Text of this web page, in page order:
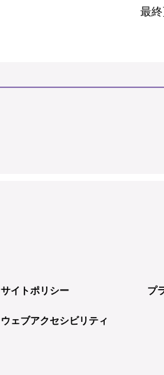
最
サイトポリシー プ
ウェブアクセシビリティ